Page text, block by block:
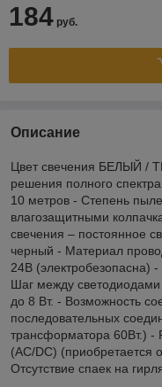
184 руб.
Описание
Цвет свечения БЕЛЫЙ /
решения полного
10 метров - Степень
влагозащитными
свечения – постоянное
черный - Материал
24В (электробезопасна)
Шаг между
до 8 Вт. - Возможность
последовательных
трансформатора 60Вт.) -
(АС/DC) (приобретается
Отсутствие спаек на